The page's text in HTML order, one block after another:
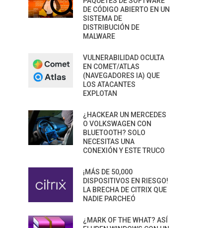
DE CÓDIGO ABIERTO EN UN
SISTEMA DE
DISTRIBUCIÓN DE
MALWARE
VULNERABILIDAD OCULTA
EN COMET/ATLAS
(NAVEGADORES IA) QUE
LOS ATACANTES
EXPLOTAN
¿HACKEAR UN MERCEDES
O VOLKSWAGEN CON
BLUETOOTH? SOLO
NECESITAS UNA
CONEXIÓN Y ESTE TRUCO
¡MÁS DE 50,000
DISPOSITIVOS EN RIESGO!
LA BRECHA DE CITRIX QUE
NADIE PARCHEÓ
¿MARK OF THE WHAT? ASÍ